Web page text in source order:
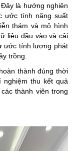
là hướng nghiên
ước tính năng suất
thám và mô hình
liệu đầu vào và cải
ước tính lượng phát
trồng.
thành đúng thời
thu kết quả
thành viên trong